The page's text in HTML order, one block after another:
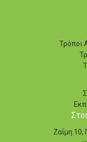
Τρόποι
Ζαΐμη 10,